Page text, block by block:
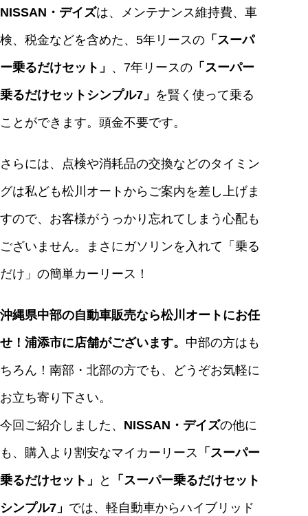
NISSAN・デイズは、メンテナンス維持費、車
検、税金などを含めた、5年リースの 「スーパ
ー乗るだけセット」 、7年リースの 「スーパー
乗るだけセットシンプル7」 を賢く使って乗る
ことができます。頭金不要です。
さらには、点検や消耗品の交換などのタイミン
グは私ども松川オートからご案内を差し上げま
すので、お客様がうっかり忘れてしまう心配も
ございません。まさにガソリンを入れて「乗る
だけ」の簡単カーリース！
沖縄県中部の自動車販売なら松川オートにお任
せ！浦添市に店舗がございます。 中部の方はも
ちろん！南部・北部の方でも、どうぞお気軽に
お立ち寄り下さい。
今回ご紹介しました、 NISSAN・デイズの他に
も、購入より割安なマイカーリース 「スーパー
乗るだけセット」
と
「スーパー乗るだけセット
シンプル7」 では、軽自動車からハイブリッド